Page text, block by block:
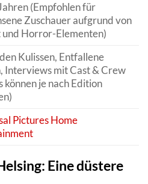
(Empfohlen für
Zuschauer aufgrund von
und Horror-Elementen)
Kulissen, Entfallene
Interviews mit Cast & Crew
können je nach Edition
Pictures Home
Eine düstere